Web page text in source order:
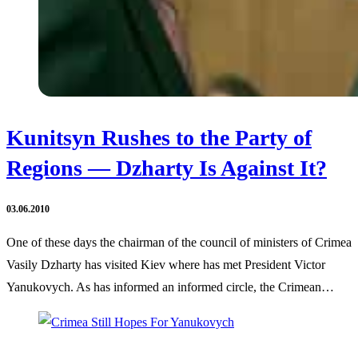
Kunitsyn Rushes to the Party of
Regions — Dzharty Is Against It?
03.06.2010
One of these days the chairman of the council of ministers of Crimea
Vasily Dzharty has visited Kiev where has met President Victor
Yanukovych. As has informed an informed circle, the Crimean…